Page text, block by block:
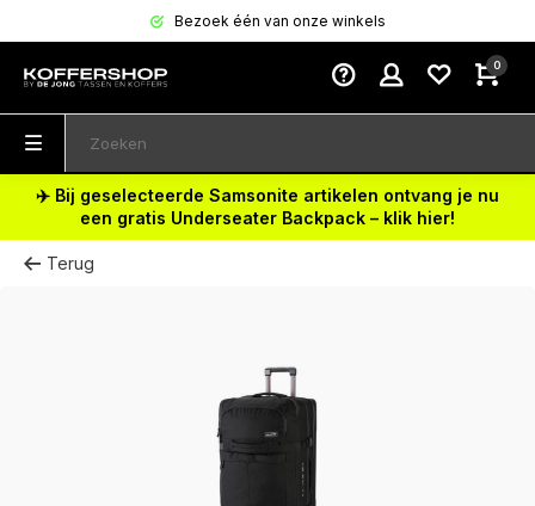
Bezoek één van onze winkels
0
✈️ Bij geselecteerde Samsonite artikelen ontvang je nu
een gratis Underseater Backpack – klik hier!
Terug